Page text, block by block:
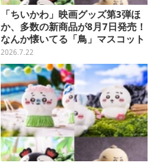
「ちいかわ」映画グッズ第3弾ほ
か、多数の新商品が8月7日発売！
なんか懐いてる「鳥」マスコット
や場面写アイテムなど必見のライ
ンナップ
2026.7.22